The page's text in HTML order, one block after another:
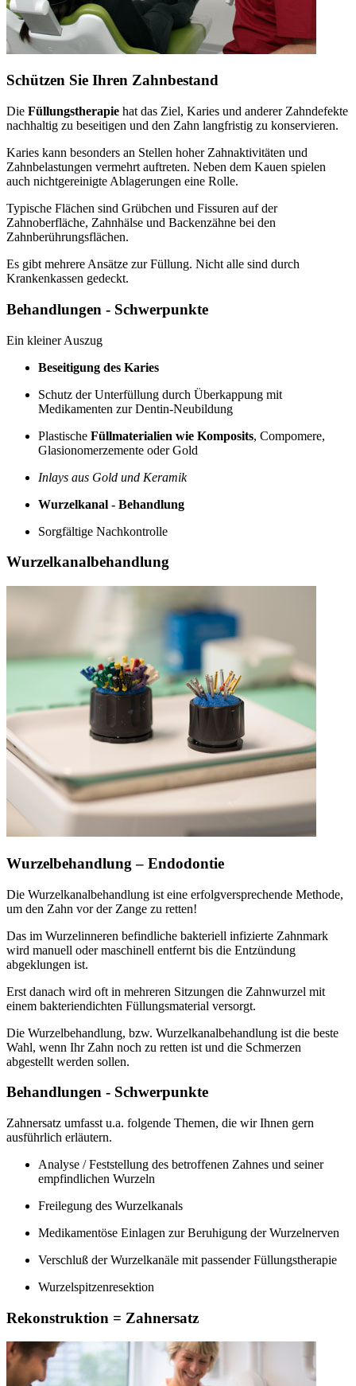
Schützen Sie Ihren Zahnbestand
Die Füllungstherapie hat das Ziel, Karies und anderer Zahndefekte
nachhaltig zu beseitigen und den Zahn langfristig zu konservieren.
Karies kann besonders an Stellen hoher Zahnaktivitäten und
Zahnbelastungen vermehrt auftreten. Neben dem Kauen spielen
auch nichtgereinigte Ablagerungen eine Rolle.
Typische Flächen sind Grübchen und Fissuren auf der
Zahnoberfläche, Zahnhälse und Backenzähne bei den
Zahnberührungsflächen.
Es gibt mehrere Ansätze zur Füllung. Nicht alle sind durch
Krankenkassen gedeckt.
Behandlungen - Schwerpunkte
Ein kleiner Auszug
Beseitigung des Karies
Schutz der Unterfüllung durch Überkappung mit
Medikamenten zur Dentin-Neubildung
Plastische Füllmaterialien wie Komposits, Compomere,
Glasionomerzemente oder Gold
Inlays aus Gold und Keramik
Wurzelkanal - Behandlung
Sorgfältige Nachkontrolle
Wurzelkanalbehandlung
Wurzelbehandlung – Endodontie
Die Wurzelkanalbehandlung ist eine erfolgversprechende Methode,
um den Zahn vor der Zange zu retten!
Das im Wurzelinneren befindliche bakteriell infizierte Zahnmark
wird manuell oder maschinell entfernt bis die Entzündung
abgeklungen ist.
Erst danach wird oft in mehreren Sitzungen die Zahnwurzel mit
einem bakteriendichten Füllungsmaterial versorgt.
Die Wurzelbehandlung, bzw. Wurzelkanalbehandlung ist die beste
Wahl, wenn Ihr Zahn noch zu retten ist und die Schmerzen
abgestellt werden sollen.
Behandlungen - Schwerpunkte
Zahnersatz umfasst u.a. folgende Themen, die wir Ihnen gern
ausführlich erläutern.
Analyse / Feststellung des betroffenen Zahnes und seiner
empfindlichen Wurzeln
Freilegung des Wurzelkanals
Medikamentöse Einlagen zur Beruhigung der Wurzelnerven
Verschluß der Wurzelkanäle mit passender Füllungstherapie
Wurzelspitzenresektion
Rekonstruktion = Zahnersatz